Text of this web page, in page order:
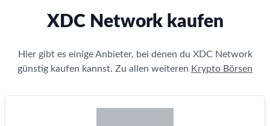
XDC Network kaufen
Hier gibt es einige Anbieter, bei denen du XDC Network
günstig kaufen kannst. Zu allen weiteren Krypto Börsen